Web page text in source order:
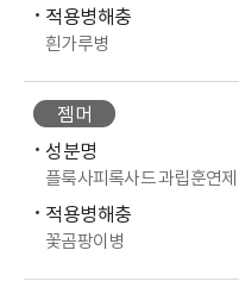
적용병해충
흰가루병
젬머
성분명
플룩사피록사드 과립훈연제
적용병해충
꽃곰팡이병